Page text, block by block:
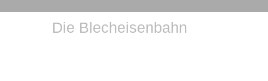
Die Blecheisenbahn